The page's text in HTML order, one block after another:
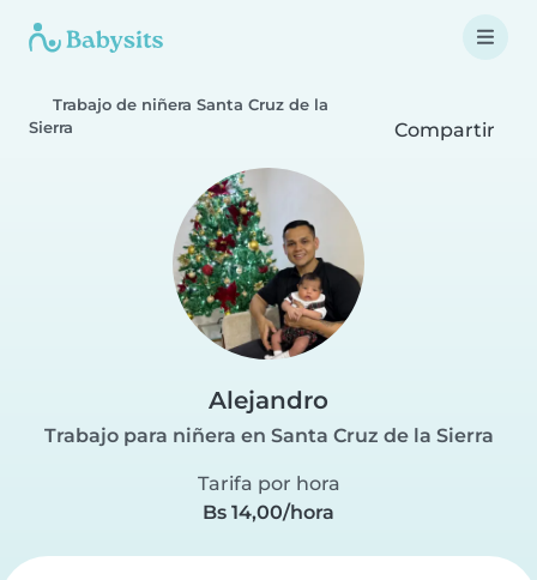
Trabajo de niñera Santa Cruz de la
Sierra
Compartir
Alejandro
Trabajo para niñera en Santa Cruz de la Sierra
Tarifa por hora
Bs 14,00/hora